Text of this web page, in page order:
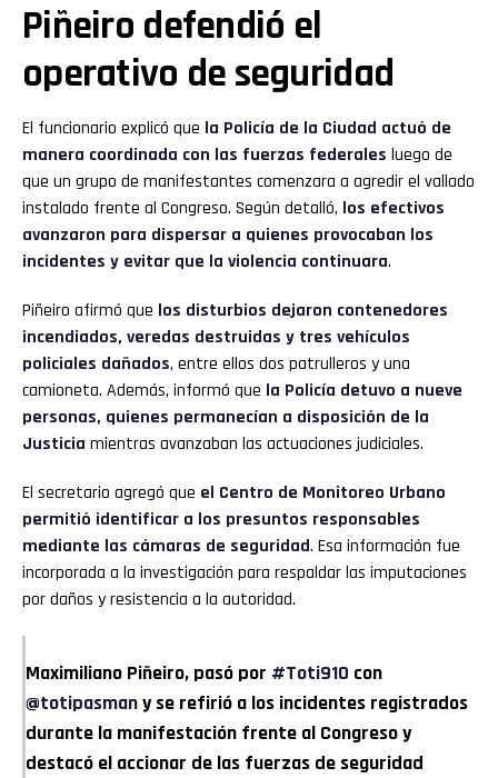
Piñeiro defendió el
operativo de seguridad
El funcionario explicó que la Policía de la Ciudad actuó de
manera coordinada con las fuerzas federales luego de
que un grupo de manifestantes comenzara a agredir el vallado
instalado frente al Congreso. Según detalló, los efectivos
avanzaron para dispersar a quienes provocaban los
incidentes y evitar que la violencia continuara.
Piñeiro afirmó que los disturbios dejaron contenedores
incendiados, veredas destruidas y tres vehículos
policiales dañados, entre ellos dos patrulleros y una
camioneta. Además, informó que la Policía detuvo a nueve
personas, quienes permanecían a disposición de la
Justicia mientras avanzaban las actuaciones judiciales.
El secretario agregó que el Centro de Monitoreo Urbano
permitió identificar a los presuntos responsables
mediante las cámaras de seguridad. Esa información fue
incorporada a la investigación para respaldar las imputaciones
por daños y resistencia a la autoridad.
Maximiliano Piñeiro, pasó por #Toti910 con
@totipasmany se refirió a los incidentes registrados
durante la manifestación frente al Congreso y
destacó el accionar de las fuerzas de seguridad